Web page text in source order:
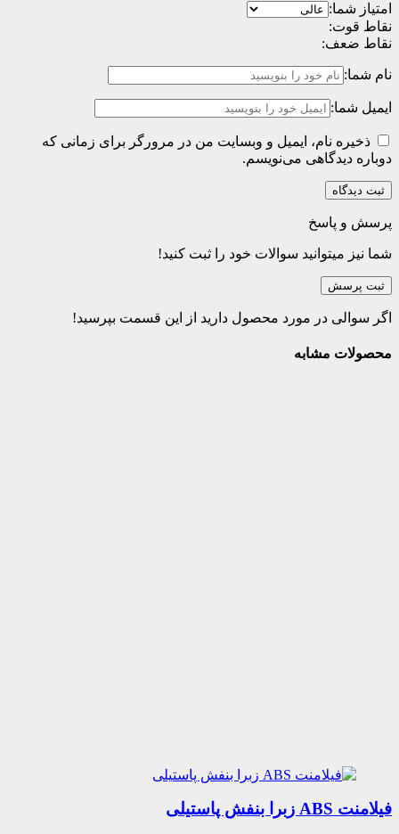
امتیاز شما:
نقاط قوت:
نقاط ضعف:
نام شما:
ایمیل شما:
ذخیره نام، ایمیل و وبسایت من در مرورگر برای زمانی که
دوباره دیدگاهی می‌نویسم.
پرسش و پاسخ
شما نیز میتوانید سوالات خود را ثبت کنید!
ثبت پرسش
اگر سوالی در مورد محصول دارید از این قسمت بپرسید!
محصولات مشابه
فیلامنت ABS زبرا بنفش پاستیلی